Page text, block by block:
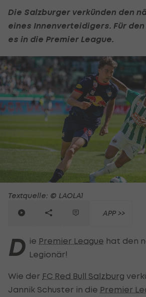
Die Salzburger verkünden den
eines Innenverteidigers. Für
es in die Premier League.
Textquelle: © LAOLA1
APP >>
D ie Premier League hat den
Legionär!
Wie der FC Red Bull Salzburg
Jannik Schuster in die Premier